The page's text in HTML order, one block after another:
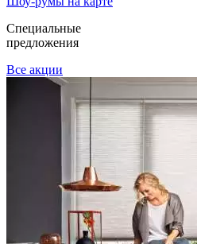
Специальные
предложения
Все акции